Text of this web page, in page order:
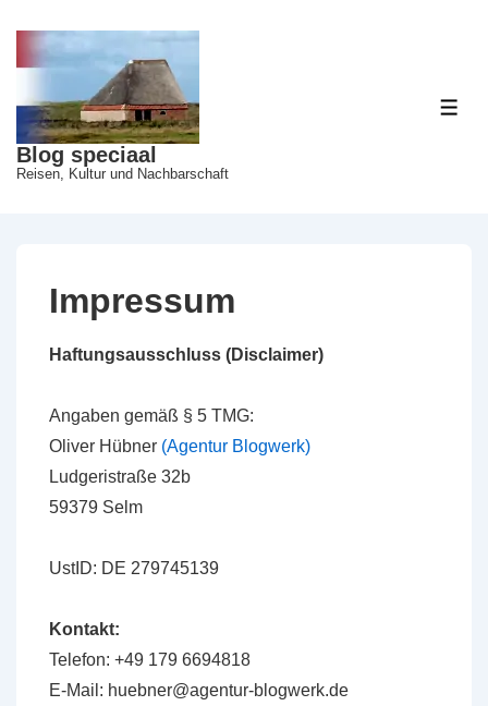
Blog speciaal
Reisen, Kultur und Nachbarschaft
Impressum
Haftungsausschluss (Disclaimer)
Angaben gemäß § 5 TMG:
Oliver Hübner (Agentur Blogwerk)
Ludgeristraße 32b
59379 Selm
UstID: DE 279745139
Kontakt:
Telefon: +49 179 6694818
E-Mail: huebner@agentur-blogwerk.de